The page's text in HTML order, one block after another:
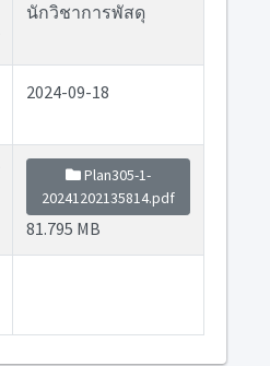
นักวิชาการพัสดุ
2024-09-18
Plan305-1-
20241202135814.pdf
81.795 MB